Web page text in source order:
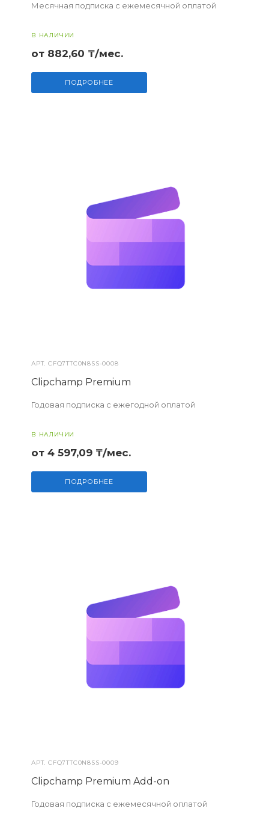
Месячная подписка с ежемесячной оплатой
В НАЛИЧИИ
от 882,60 ₸/мес.
ПОДРОБНЕЕ
АРТ.CFQ7TTC0N8SS-0008
Clipchamp Premium
Годовая подписка с ежегодной оплатой
В НАЛИЧИИ
от 4 597,09 ₸/мес.
ПОДРОБНЕЕ
АРТ.CFQ7TTC0N8SS-0009
Clipchamp Premium Add-on
Годовая подписка с ежемесячной оплатой